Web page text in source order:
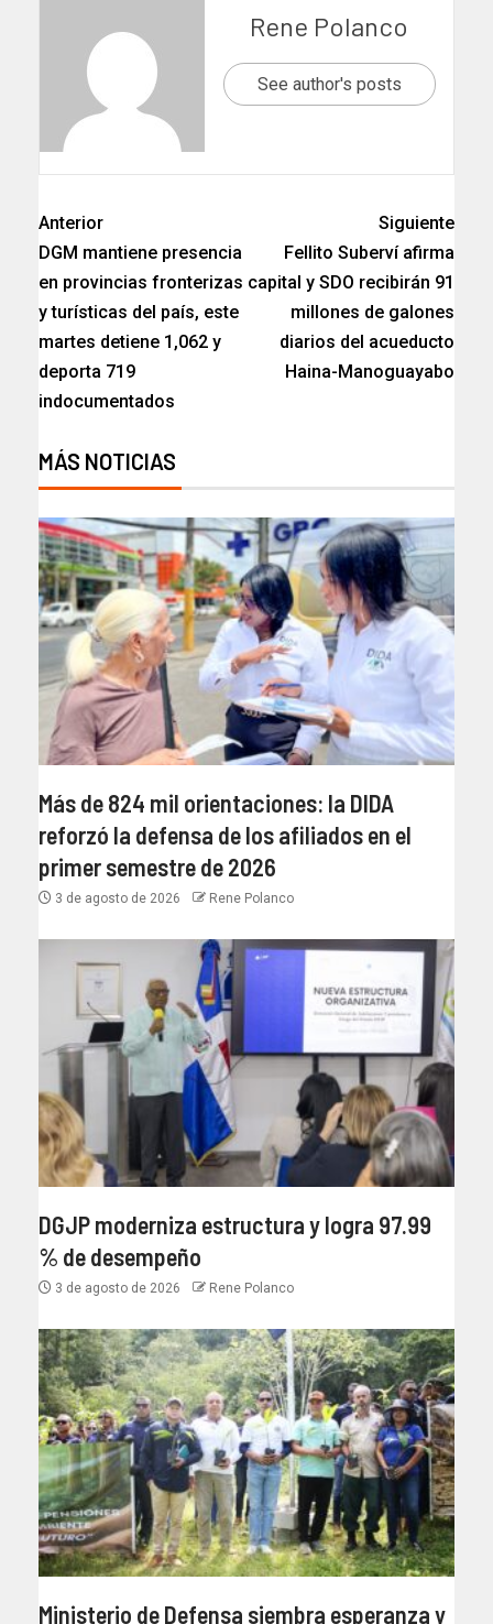
Rene Polanco
See author's posts
Anterior
DGM mantiene presencia
en provincias fronterizas
y turísticas del país, este
martes detiene 1,062 y
deporta 719
indocumentados
Siguiente
Fellito Suberví afirma
capital y SDO recibirán 91
millones de galones
diarios del acueducto
Haina-Manoguayabo
MÁS NOTICIAS
Más de 824 mil orientaciones: la DIDA
reforzó la defensa de los afiliados en el
primer semestre de 2026
3 de agosto de 2026 Rene Polanco
DGJP moderniza estructura y logra 97.99
% de desempeño
3 de agosto de 2026 Rene Polanco
Ministerio de Defensa siembra esperanza y